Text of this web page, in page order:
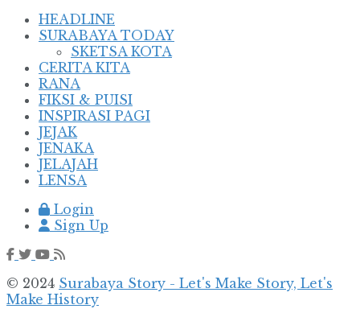
HEADLINE
SURABAYA TODAY
SKETSA KOTA
CERITA KITA
RANA
FIKSI & PUISI
INSPIRASI PAGI
JEJAK
JENAKA
JELAJAH
LENSA
Login
Sign Up
© 2024 Surabaya Story - Let's Make Story, Let's
Make History